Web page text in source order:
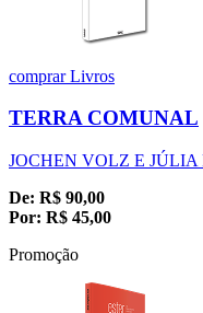
comprarLivros
TERRA COMUNAL
JOCHEN VOLZ E JÚLIA
De: R$ 90,00
Por: R$ 45,00
Promoção